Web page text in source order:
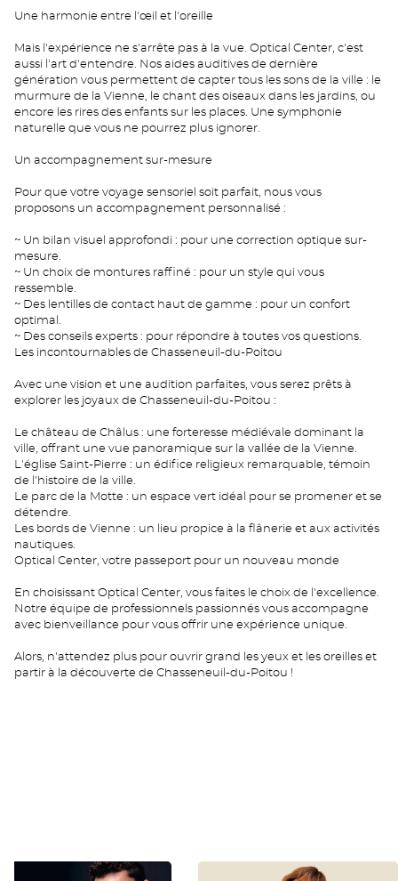
Une harmonie entre l'œil et l'oreille
Mais l'expérience ne s'arrête pas à la vue. Optical Center, c'est
aussi l'art d'entendre. Nos aides auditives de dernière
génération vous permettent de capter tous les sons de la ville : le
murmure de la Vienne, le chant des oiseaux dans les jardins, ou
encore les rires des enfants sur les places. Une symphonie
naturelle que vous ne pourrez plus ignorer.
Un accompagnement sur-mesure
Pour que votre voyage sensoriel soit parfait, nous vous
proposons un accompagnement personnalisé :
~ Un bilan visuel approfondi : pour une correction optique sur-
mesure.
~ Un choix de montures raffiné : pour un style qui vous
ressemble.
~ Des lentilles de contact haut de gamme : pour un confort
optimal.
~ Des conseils experts : pour répondre à toutes vos questions.
Les incontournables de Chasseneuil-du-Poitou
Avec une vision et une audition parfaites, vous serez prêts à
explorer les joyaux de Chasseneuil-du-Poitou :
Le château de Châlus : une forteresse médiévale dominant la
ville, offrant une vue panoramique sur la vallée de la Vienne.
L'église Saint-Pierre : un édifice religieux remarquable, témoin
de l'histoire de la ville.
Le parc de la Motte : un espace vert idéal pour se promener et se
détendre.
Les bords de Vienne : un lieu propice à la flânerie et aux activités
nautiques.
Optical Center, votre passeport pour un nouveau monde
En choisissant Optical Center, vous faites le choix de l'excellence.
Notre équipe de professionnels passionnés vous accompagne
avec bienveillance pour vous offrir une expérience unique.
Alors, n'attendez plus pour ouvrir grand les yeux et les oreilles et
partir à la découverte de Chasseneuil-du-Poitou !